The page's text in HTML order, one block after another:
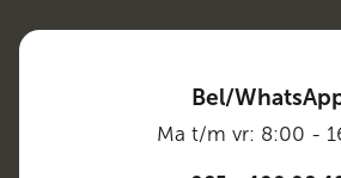
Bel/
Ma t/m vr: 8:00 -